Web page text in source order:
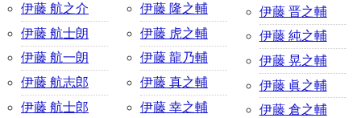
伊藤 航之介
伊藤 航士朗
伊藤 航一朗
伊藤 航志郎
伊藤 航士郎
伊藤 隆之輔
伊藤 虎之輔
伊藤 龍乃輔
伊藤 真之輔
伊藤 幸之輔
伊藤 晋之輔
伊藤 純之輔
伊藤 晃之輔
伊藤 眞之輔
伊藤 倉之輔